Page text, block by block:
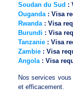
Soudan du Sud :
Ouganda : Visa
Rwanda: Visa
Burundi : Visa
Tanzanie: Visa
Zambie: Visa
Angola: Visa
Nos services
et efficacement.